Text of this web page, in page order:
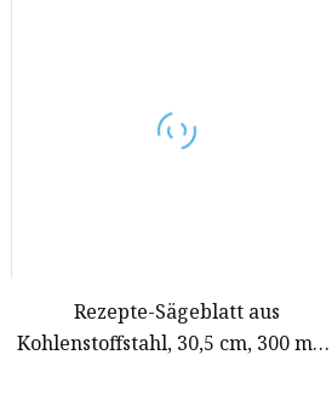
Rezepte-Sägeblatt aus
Kohlenstoffstahl, 30,5 cm, 300 mm,